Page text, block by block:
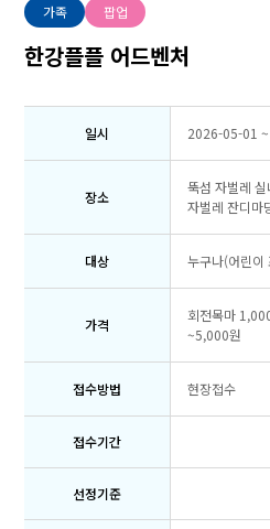
가족 팝업
한강플플 어드벤처
일시 2026-05-01
장소
뚝섬 자벌레
자벌레 잔디마
대상 누구나(어린이
가격
회전목마
~5,000원
접수방법 현장접수
접수기간
선정기준